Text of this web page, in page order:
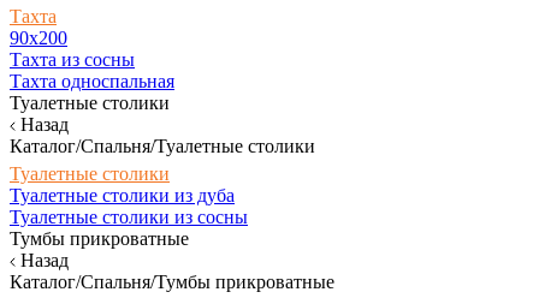
Тахта
90х200
Тахта из сосны
Тахта односпальная
Туалетные столики
Назад
Каталог/Спальня/Туалетные столики
Туалетные столики
Туалетные столики из дуба
Туалетные столики из сосны
Тумбы прикроватные
Назад
Каталог/Спальня/Тумбы прикроватные